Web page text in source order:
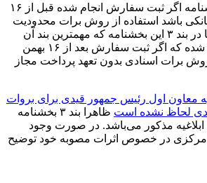
بر اساس بند ۱ این بخشنامه اگر ثبت سفارش انجام شده قبل از ۱۶
باشد استفاده از روش برات محدودیت
زمانی استفاده دارد. اما در بند ۳ این بخشنامه که مهمترین بند آن
میباشد به صراحت قید شده که اگر ثبت سفارش بعد از ۱۶ بهمن
روش برات اسنادی بدون تعهد پرداخت مجاز
معاون اول رئیس جمهور قیدی برای بروات
لحاظ نشده است
ظاهرا بند ۳ بخشنامه
ابلاغیه مذکور می‌باشد. در صورت وجود
مرکزی در خصوص اثرات مصوبه خود توضیح